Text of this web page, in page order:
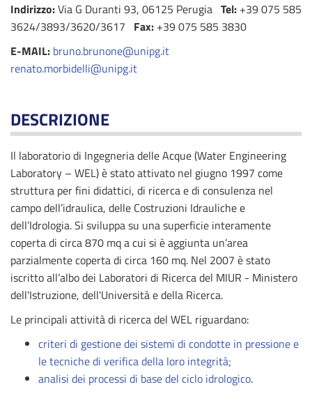
Indirizzo:Via G Duranti 93, 06125 Perugia Tel: +39 075 585
3624/3893/3620/3617 Fax: +39 075 585 3830
E-MAIL: bruno.brunone@unipg.it
renato.morbidelli@unipg.it
DESCRIZIONE
Il laboratorio di Ingegneria delle Acque (Water Engineering
Laboratory – WEL) è stato attivato nel giugno 1997 come
struttura per fini didattici, di ricerca e di consulenza nel
campo dell’idraulica, delle Costruzioni Idrauliche e
dell’Idrologia. Si sviluppa su una superficie interamente
coperta di circa 870 mq a cui si è aggiunta un’area
parzialmente coperta di circa 160 mq. Nel 2007 è stato
iscritto all’albo dei Laboratori di Ricerca del MIUR - Ministero
dell'Istruzione, dell'Università e della Ricerca.
Le principali attività di ricerca del WEL riguardano:
criteri di gestione dei sistemi di condotte in pressione e
le tecniche di verifica della loro integrità;
analisi dei processi di base del ciclo idrologico.